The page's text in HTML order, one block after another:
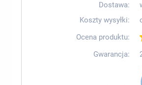
Dostawa:
Koszty wysyłki:
Ocena produktu:
Gwarancja: